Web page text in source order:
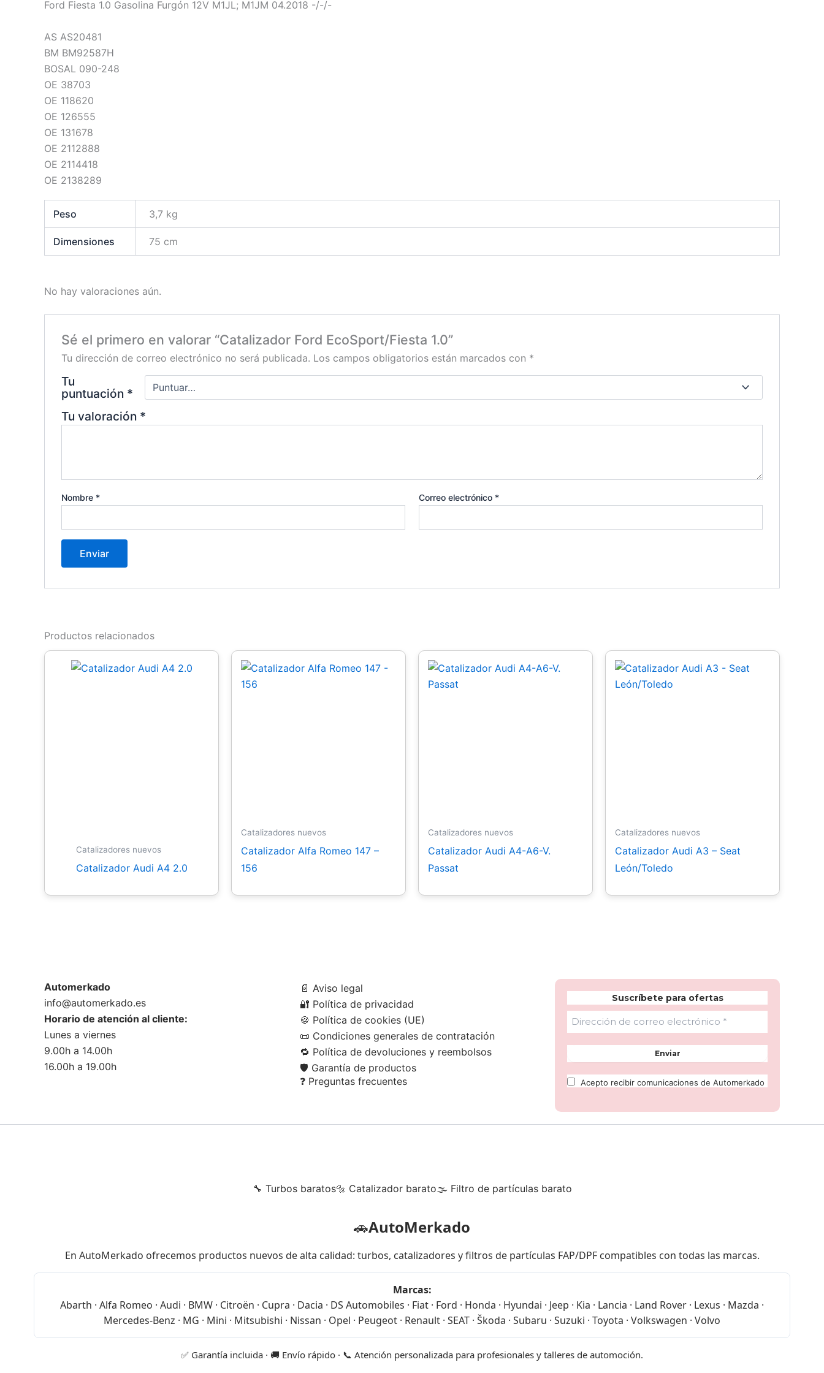
Ford Fiesta 1.0 Gasolina Furgón 12V M1JL; M1JM 04.2018 -/-/-
AS AS20481
BM BM92587H
BOSAL 090-248
OE 38703
OE 118620
OE 126555
OE 131678
OE 2112888
OE 2114418
OE 2138289
Peso 3,7 kg
Dimensiones 75 cm
No hay valoraciones aún.
Sé el primero en valorar “Catalizador Ford EcoSport/Fiesta 1.0”
Tu dirección de correo electrónico no será publicada. Los campos obligatorios están marcados con *
Tu
puntuación *
Tu valoración *
Nombre * Correo electrónico *
Productos relacionados
Catalizadores nuevos
Catalizador Audi A4 2.0
Catalizadores nuevos
Catalizador Alfa Romeo 147 –
156
Catalizadores nuevos
Catalizador Audi A4-A6-V.
Passat
Catalizadores nuevos
Catalizador Audi A3 – Seat
León/Toledo
Automerkado
info@automerkado.es
Horario de atención al cliente:
Lunes a viernes
9.00h a 14.00h
16.00h a 19.00h
📄 Aviso legal
🔐 Política de privacidad
🍪 Política de cookies (UE)
📜 Condiciones generales de contratación
🔁 Política de devoluciones y reembolsos
🛡️ Garantía de productos
❓Preguntas frecuentes
Suscríbete para ofertas
Acepto recibir comunicaciones de Automerkado
🔧 Turbos baratos🔩 Catalizador barato🌫 Filtro de partículas barato
🚗AutoMerkado
En AutoMerkado ofrecemos productos nuevos de alta calidad: turbos, catalizadores y filtros de partículas FAP/DPF compatibles con todas las marcas.
Marcas:
Abarth · Alfa Romeo · Audi · BMW · Citroën · Cupra · Dacia · DS Automobiles · Fiat · Ford · Honda · Hyundai · Jeep · Kia · Lancia · Land Rover · Lexus · Mazda ·
Mercedes-Benz · MG · Mini · Mitsubishi · Nissan · Opel · Peugeot · Renault · SEAT · Škoda · Subaru · Suzuki · Toyota · Volkswagen · Volvo
✅ Garantía incluida · 🚚 Envío rápido · 📞 Atención personalizada para profesionales y talleres de automoción.